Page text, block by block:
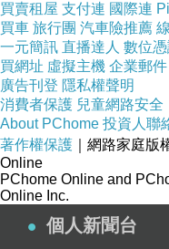
買賣租屋 支付連 國際連
買車 旅行團 汽車險推薦
一元簡訊 直播達人 數位
買網址 虛擬主機 企業郵件
廣告刊登 隱私權聲明
消費者保護 兒童網路安全
About PChome 投資人聯
著作權保護 ｜網路家庭版
Online
PChome Online and
Online Inc.
個人新聞台